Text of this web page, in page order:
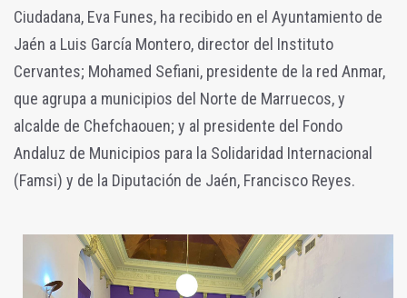
Ciudadana, Eva Funes, ha recibido en el Ayuntamiento de
Jaén a Luis García Montero, director del Instituto
Cervantes; Mohamed Sefiani, presidente de la red Anmar,
que agrupa a municipios del Norte de Marruecos, y
alcalde de Chefchaouen; y al presidente del Fondo
Andaluz de Municipios para la Solidaridad Internacional
(Famsi) y de la Diputación de Jaén, Francisco Reyes.